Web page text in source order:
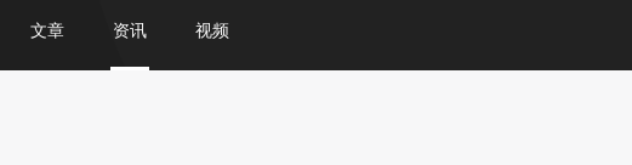
文章 资讯 视频